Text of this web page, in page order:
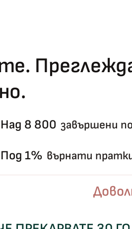
Над 8 800 завършени
Под 1% върнати